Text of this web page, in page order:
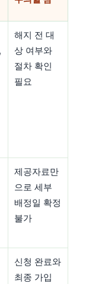
해지 전 대
상 여부와
절차 확인
필요
제공자료만
으로 세부
배정일 확정
불가
신청 완료와
최종 가입